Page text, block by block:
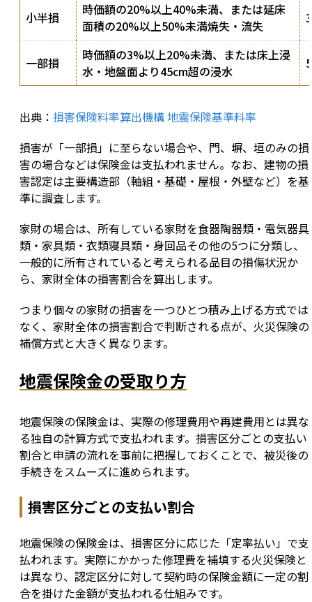
小半損
時価額の20%以上40%未満、または延床
面積の20%以上50%未満焼失・流失
一部損
時価額の3%以上20%未満、または床上浸
水・地盤面より45cm超の浸水
出典： 損害保険料率算出機構 地震保険基準料率
損害が「一部損」に至らない場合や、門、塀、垣のみの損
害の場合などは保険金は支払われません。なお、建物の損
害認定は主要構造部（軸組・基礎・屋根・外壁など）を基
準に調査します。
家財の場合は、所有している家財を食器陶器類・電気器具
類・家具類・衣類寝具類・身回品その他の5つに分類し、
一般的に所有されていると考えられる品目の損傷状況か
ら、家財全体の損害割合を算出します。
つまり個々の家財の損害を一つひとつ積み上げる方式では
なく、家財全体の損害割合で判断される点が、火災保険の
補償方式と大きく異なります。
地震保険金の受取り方
地震保険の保険金は、実際の修理費用や再建費用とは異な
る独自の計算方式で支払われます。損害区分ごとの支払い
割合と申請の流れを事前に把握しておくことで、被災後の
手続きをスムーズに進められます。
損害区分ごとの支払い割合
地震保険の保険金は、損害区分に応じた「定率払い」で支
払われます。実際にかかった修理費を補填する火災保険と
は異なり、認定区分に対して契約時の保険金額に一定の割
合を掛けた金額が支払われる仕組みです。